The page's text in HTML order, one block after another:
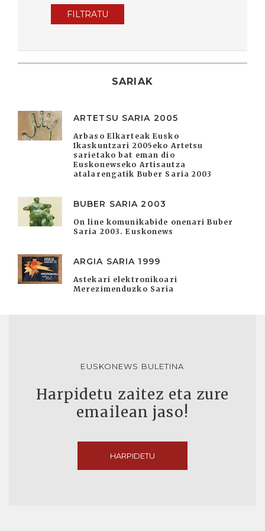
FILTRATU
SARIAK
ARTETSU SARIA 2005
Arbaso Elkarteak Eusko
Ikaskuntzari 2005eko Artetsu
sarietako bat eman dio
Euskonewseko Artisautza
atalarengatik Buber Saria 2003
BUBER SARIA 2003
On line komunikabide onenari Buber
Saria 2003. Euskonews
ARGIA SARIA 1999
Astekari elektronikoari
Merezimenduzko Saria
EUSKONEWS BULETINA
Harpidetu zaitez eta zure
emailean jaso!
HARPIDETU